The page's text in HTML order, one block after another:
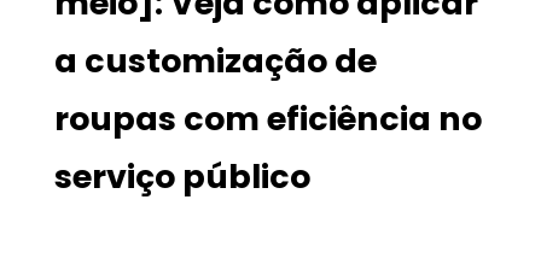
a customização de
roupas com eficiência no
serviço público